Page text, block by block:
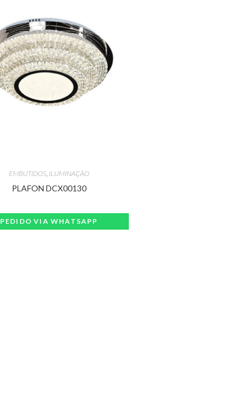
EMBUTIDOS, ILUMINAÇÃO
PLAFON DCX00130
PEDIDO VIA WHATSAPP